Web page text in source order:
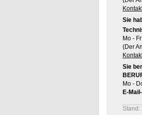
Sie
Mo -
(Der
Sie
Mo -
E-
Stand: